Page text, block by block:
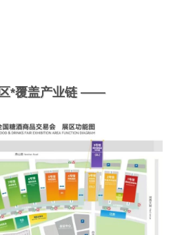
*覆盖产业链 ——